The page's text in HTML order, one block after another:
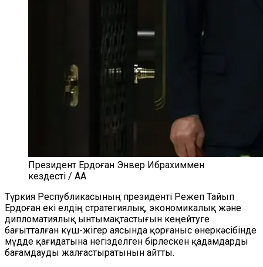
Президент Ердоған Энвер Ибрахиммен
кездесті / AA
Түркия Республикасының президенті Режеп Тайып
Ердоған екі елдің стратегиялық, экономикалық және
дипломатиялық ынтымақтастығын кеңейтуге
бағытталған күш-жігер аясында қорғаныс өнеркәсібінде
мүдде қағидатына негізделген бірлескен қадамдарды
бағамдауды жалғастыратынын айтты.